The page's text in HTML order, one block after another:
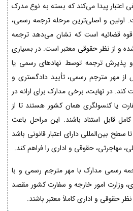
اعتبار پیدا می‌کند که بسته به نوع مدرک
اولین و اصلی‌ترین مرحله ترجمه رسمی،
قوه قضائیه است که نشان می‌دهد ترجمه
و از نظر حقوقی معتبر است. در بسیاری
و پذیرش ترجمه توسط نهادهای رسمی یا
از مهر مترجم رسمی، تأیید دادگستری و
کند. در نهایت، برخی مدارک برای ارائه در
یا کنسولگری همان کشور هستند تا از
قابل استناد باشند. این مراحل باعث
بین‌المللی دارای اعتبار قانونی باشد
مهاجرتی، حقوقی و اداری را فراهم کند.
رسمی مدارک با مهر مترجم رسمی و با
وزارت امور خارجه و سفارت کشور مقصد
حقوقی و اداری کاملاً معتبر باشند.